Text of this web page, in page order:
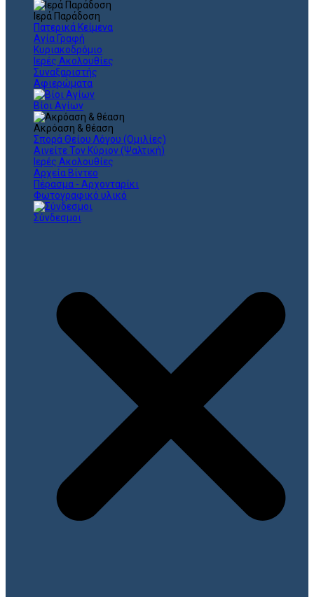
Ιερά Παράδοση
Πατερικά Κείμενα
Αγία Γραφή
Κυριακοδρόμιο
Ιερές Ακολουθίες
Συναξαριστής
Αφιερώματα
Βίοι Αγίων
Ακρόαση & θέαση
Σπορά Θείου Λόγου (Ομιλίες)
Αινείτε Τον Κύριον (Ψαλτική)
Ιερές Ακολουθίες
Αρχεία Βίντεο
Πέρασμα - Αρχονταρίκι
Φωτογραφικό υλικό
Σύνδεσμοι